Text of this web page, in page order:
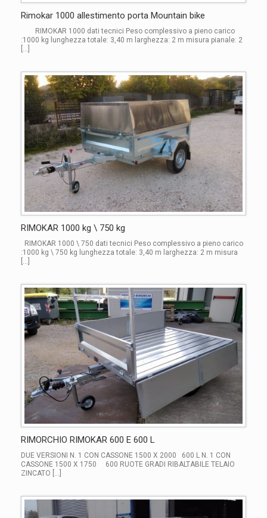
Rimokar 1000 allestimento porta Mountain bike
RIMOKAR 1000 dati tecnici Peso complessivo a pieno carico
:1000 kg lunghezza totale: 3,40 m larghezza: 2 m misura pianale: 2
[…]
RIMOKAR 1000 kg \ 750 kg
RIMOKAR 1000 \ 750 dati tecnici Peso complessivo a pieno carico
:1000 kg \ 750 kg lunghezza totale: 3,40 m larghezza: 2 m misura
RIMORCHIO RIMOKAR 600 E 600 L
DUE VERSIONI N. 1 CON CASSONE 1500 X 2000 600 L N. 1 CON
CASSONE 1500 X 1750 600 RUOTE GRADI RIBALTABILE TELAIO
ZINCATO […]